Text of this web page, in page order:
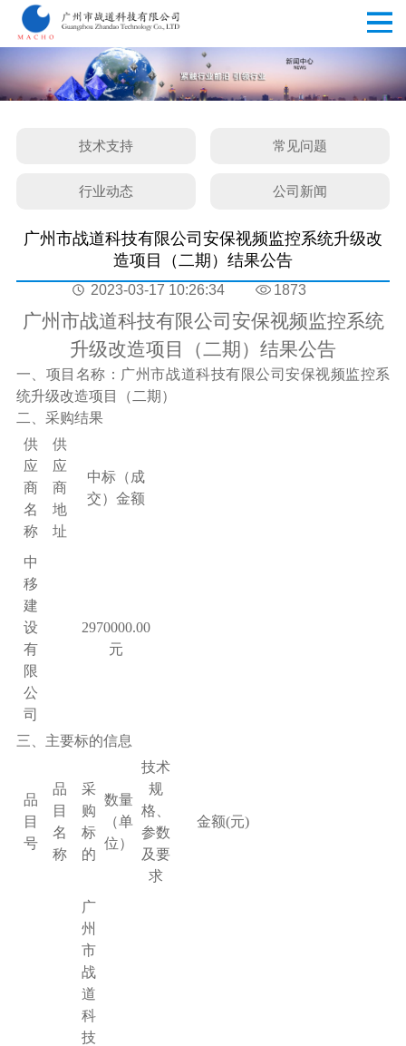
技术支持 常见问题
行业动态 公司新闻
广州市战道科技有限公司安保视频监控系统升级改
造项目（二期）结果公告
2023-03-17 10:26:34 1873
广州市战道科技有限公司安保视频监控系统
升级改造项目（二期）结果公告
一 、项目名称： 广州市战道科技有限公司安保视频监控系
统升级改造项目（二期）
二
、采购结果
供
应
商
名
称
供
应
商
地
址
中标（成
交）金额
中
移
建
设
有
限
公
司
2970000.00
元
三 、主要标的信息
品
目
号
品
目
名
称
采
购
标
的
数量
（单
位）
技术
规
格、
参数
及要
求
金额(元)
广
州
市
战
道
科
技